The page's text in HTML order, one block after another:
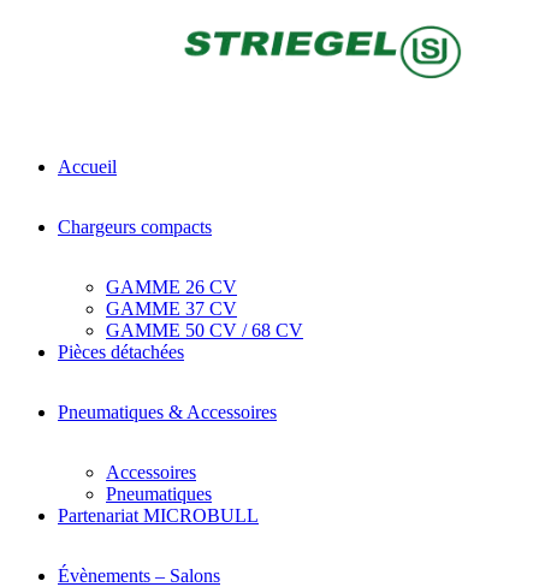
Accueil
Chargeurs compacts
GAMME 26 CV
GAMME 37 CV
GAMME 50 CV / 68 CV
Pièces détachées
Pneumatiques & Accessoires
Accessoires
Pneumatiques
Partenariat MICROBULL
Évènements – Salons